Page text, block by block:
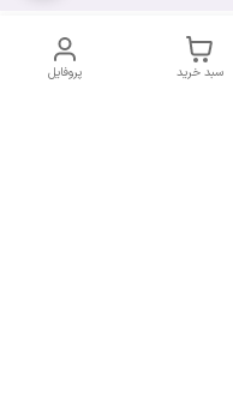
پروفایل سبد خرید